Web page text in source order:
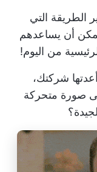
الطريقة التي
أن يساعدهم
من اليوم!
شركتك،
صورة متحركة